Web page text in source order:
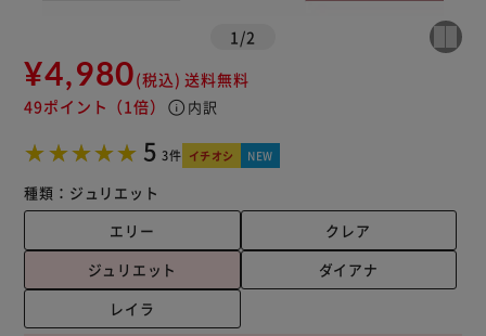
1 /2
¥4,980(税込) 送料無料
49ポイント （1倍） info 内訳
5 3件 イチオシ NEW
種類： ジュリエット
エリー
クレア
ジュリエット
ダイアナ
レイラ